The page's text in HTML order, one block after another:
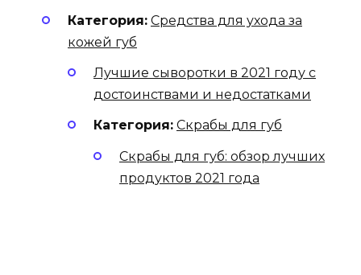
Категория: Средства для ухода за
кожей губ
Лучшие сыворотки в 2021 году с
достоинствами и недостатками
Категория: Скрабы для губ
Скрабы для губ: обзор лучших
продуктов 2021 года